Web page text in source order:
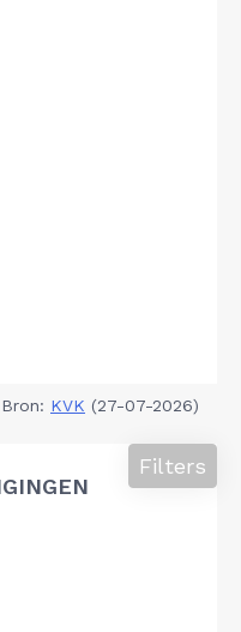
Bron: KVK (27-07-2026)
Filters